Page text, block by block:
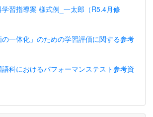
習指導案 様式例_一太郎（R5.4月修
一体化」のための学習評価に関する参考
科におけるパフォーマンステスト参考資